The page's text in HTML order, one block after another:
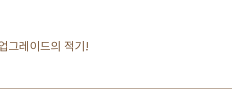
그레이드의 적기!